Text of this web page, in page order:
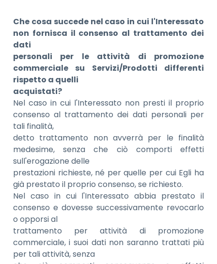
Che cosa succede nel caso in cui l'Interessato
non fornisca il consenso al trattamento dei
dati
personali per le attività di promozione
commerciale su Servizi/Prodotti differenti
rispetto a quelli
acquistati?
Nel caso in cui l'Interessato non presti il proprio
consenso al trattamento dei dati personali per
tali finalità,
detto trattamento non avverrà per le finalità
medesime, senza che ciò comporti effetti
sull'erogazione delle
prestazioni richieste, né per quelle per cui Egli ha
già prestato il proprio consenso, se richiesto.
Nel caso in cui l'Interessato abbia prestato il
consenso e dovesse successivamente revocarlo
o opporsi al
trattamento per attività di promozione
commerciale, i suoi dati non saranno trattati più
per tali attività, senza